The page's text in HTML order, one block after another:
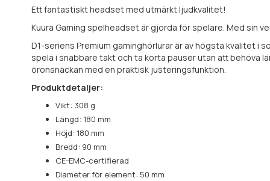
Ett fantastiskt headset med utmärkt ljudkvalitet!
Kuura Gaming spelheadset är gjorda för spelare. Med sin
D1-seriens Premium gaminghörlurar är av högsta kvalitet i
spela i snabbare takt och ta korta pauser utan att behöva
öronsnäckan med en praktisk justeringsfunktion.
Produktdetaljer:
Vikt: 308 g
Längd: 180 mm
Höjd: 180 mm
Bredd: 90 mm
CE-EMC-certifierad
Diameter för element: 50 mm